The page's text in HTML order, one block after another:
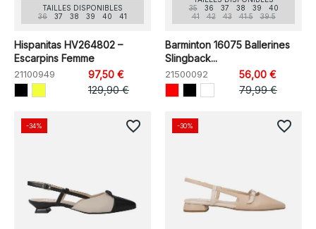
TAILLES DISPONIBLES
36
37 38 39 40 41
Hispanitas HV264802 –
Escarpins Femme
21100949
97,50 €
129,90 €
35
36 37 38 39
40
41
42 43 41.5 39.5
Barminton 16075 Ballerines
Slingback...
21500092
56,00 €
79,99 €
-34% favorite_border -30% favorite_border